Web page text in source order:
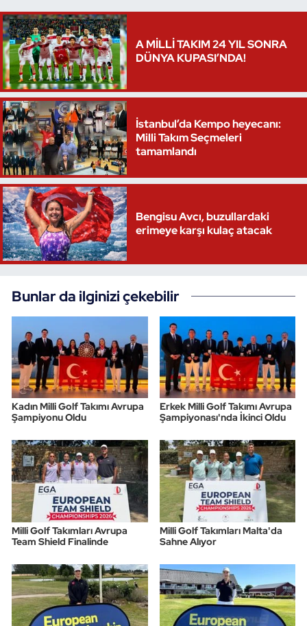
A MİLLİ TAKIM 24 YIL SONRA
DÜNYA KUPASI’NDA!
İstanbul’da Kempo heyecanı:
Milli Takım Seçmeleri
tamamlandı
Bengisu Avcı, buzullardaki
erimeye karşı kulaç atacak
Bunlar da ilginizi çekebilir
Kadın Milli Golf Takımı Avrupa
Şampiyonu Oldu
Erkek Milli Golf Takımı Avrupa
Şampiyonası'nda İkinci Oldu
Milli Golf Takımları Avrupa
Team Shield Finalinde
Milli Golf Takımları Malta'da
Sahne Alıyor
Triatlon
Voleybol
Vücut Geliştirme Fitness
Wushu Kungfu
Yelken
Yüzme